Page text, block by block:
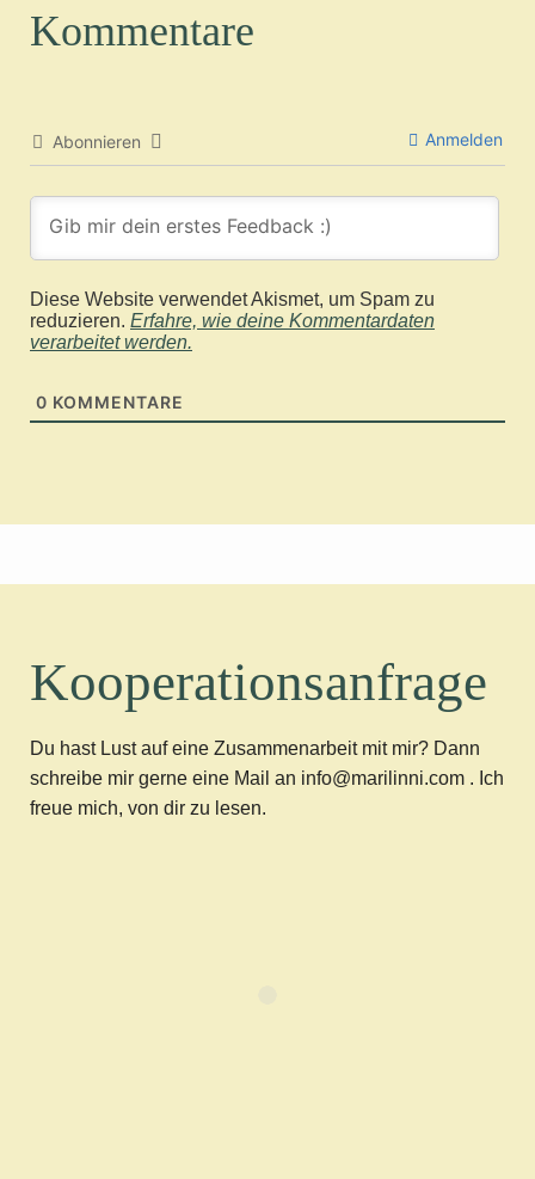
Kommentare
Abonnieren Anmelden
Diese Website verwendet Akismet, um Spam zu
reduzieren. Erfahre, wie deine Kommentardaten
verarbeitet werden.
0 KOMMENTARE
Kooperationsanfrage
Du hast Lust auf eine Zusammenarbeit mit mir? Dann
schreibe mir gerne eine Mail an info@marilinni.com . Ich
freue mich, von dir zu lesen.